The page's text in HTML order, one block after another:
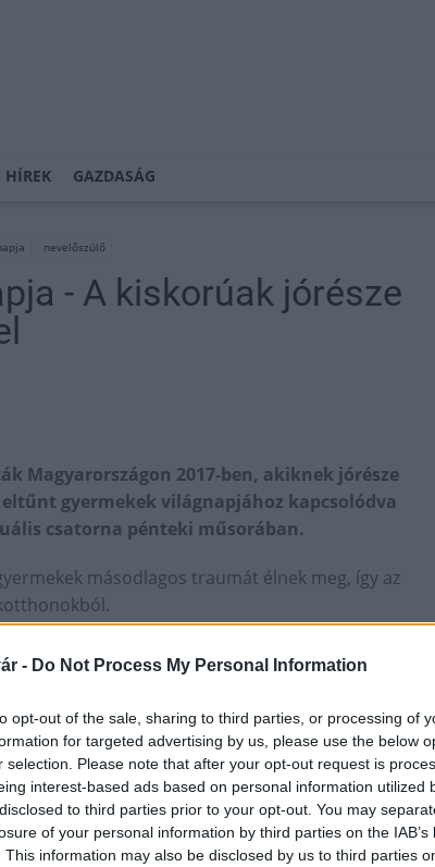
- Do Not Process My Personal Information
opt-out of the sale, sharing to third parties, or processing of
for targeted advertising by us, please use the below
selection. Please note that after your opt-out request is
interest-based ads based on personal information utilized
to third parties prior to your opt-out. You may
of your personal information by third parties on the IAB’s
This information may also be disclosed by us to third parties
HÍREK GAZDASÁG
nevelőszülő
- A kiskorúak jórésze
Magyarországon 2017-ben, akiknek jórésze
gyermekek világnapjához kapcsolódva
csatorna pénteki műsorában.
másodlagos traumát élnek meg, így az
találkozzanak egy bizalmi emberrel, aki
helyzetben - magyarázta.
ez a tartósan gyerekotthonokban élők körében
probléma, hogy egy két hónapos tanfolyam
szintén rengeteg gyermek - főleg lányok -